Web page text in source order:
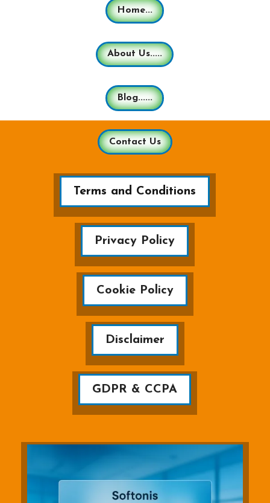
Home...
About Us.....
Blog......
Contact Us
Terms and Conditions
Privacy Policy
Cookie Policy
Disclaimer
GDPR & CCPA